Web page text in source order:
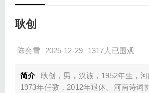
耿创
陈奕雪 2025-12-29 1317人已围观
简介 耿创，男，汉族，1952年生，河
1973年任教，2012年退休。河南诗词